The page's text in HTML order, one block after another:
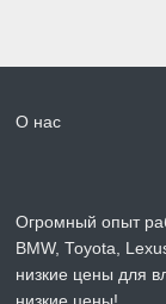
О нас
Огромный опыт
BMW, Toyota,
низкие цены для